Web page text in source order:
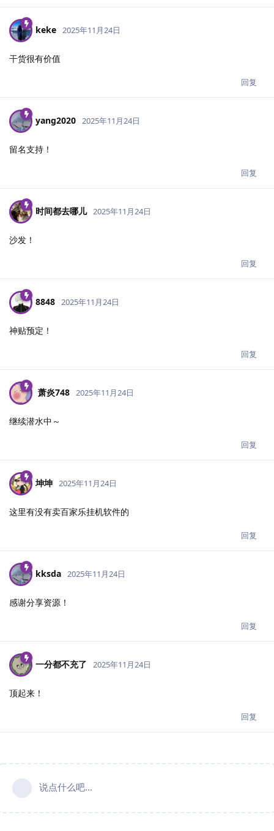
keke 2025年11月24日
干货很有价值
回复
yang2020 2025年11月24日
留名支持！
回复
时间都去哪儿 2025年11月24日
沙发！
回复
8848 2025年11月24日
神贴预定！
回复
萧炎748 2025年11月24日
继续潜水中～
回复
坤坤 2025年11月24日
这里有没有卖百家乐挂机软件的
回复
kksda 2025年11月24日
感谢分享资源！
回复
一分都不充了 2025年11月24日
顶起来！
回复
说点什么吧...